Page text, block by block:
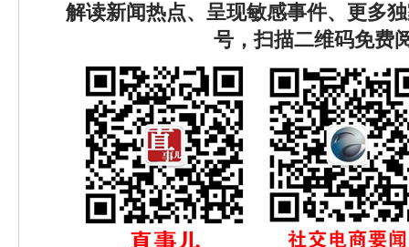
解读新闻热点、呈现敏感事件、更多
号，扫描二维码免费